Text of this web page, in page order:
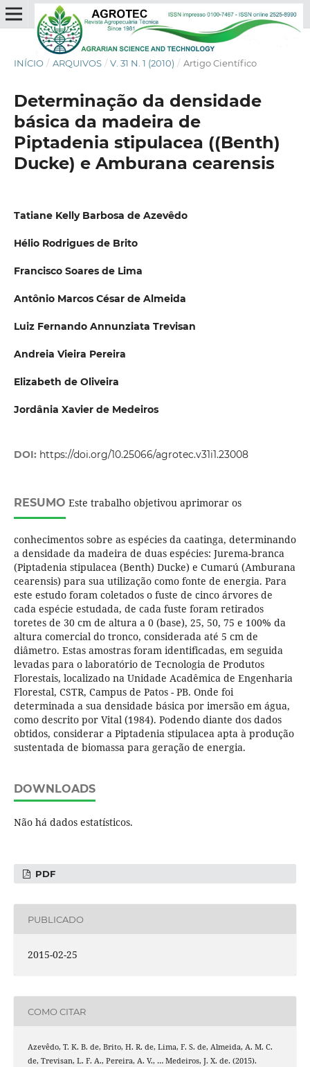
INÍCIO / ARQUIVOS / V. 31 N. 1 (2010) / Artigo Científico
Determinação da densidade
básica da madeira de
Piptadenia stipulacea ((Benth)
Ducke) e Amburana cearensis
Tatiane Kelly Barbosa de Azevêdo
Hélio Rodrigues de Brito
Francisco Soares de Lima
Antônio Marcos César de Almeida
Luiz Fernando Annunziata Trevisan
Andreia Vieira Pereira
Elizabeth de Oliveira
Jordânia Xavier de Medeiros
DOI: https://doi.org/10.25066/agrotec.v31i1.23008
RESUMO Este trabalho objetivou aprimorar os
conhecimentos sobre as espécies da caatinga, determinando
a densidade da madeira de duas espécies: Jurema-branca
(Piptadenia stipulacea (Benth) Ducke) e Cumarú (Amburana
cearensis) para sua utilização como fonte de energia. Para
este estudo foram coletados o fuste de cinco árvores de
cada espécie estudada, de cada fuste foram retirados
toretes de 30 cm de altura a 0 (base), 25, 50, 75 e 100% da
altura comercial do tronco, considerada até 5 cm de
diâmetro. Estas amostras foram identificadas, em seguida
levadas para o laboratório de Tecnologia de Produtos
Florestais, localizado na Unidade Acadêmica de Engenharia
Florestal, CSTR, Campus de Patos - PB. Onde foi
determinada a sua densidade básica por imersão em água,
como descrito por Vital (1984). Podendo diante dos dados
obtidos, considerar a Piptadenia stipulacea apta à produção
sustentada de biomassa para geração de energia.
DOWNLOADS
Não há dados estatísticos.
PDF
PUBLICADO
2015-02-25
COMO CITAR
Azevêdo, T. K. B. de, Brito, H. R. de, Lima, F. S. de, Almeida, A. M. C.
de, Trevisan, L. F. A., Pereira, A. V., … Medeiros, J. X. de. (2015).